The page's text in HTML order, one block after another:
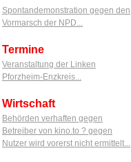
Spontandemonstration gegen den
Vormarsch der NPD...
Termine
Veranstaltung der Linken
Pforzheim-Enzkreis...
Wirtschaft
Behörden verhaften gegen
Betreiber von kino.to ? gegen
Nutzer wird vorerst nicht ermittelt...